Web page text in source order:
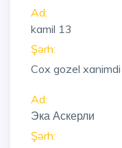
Ad:
kamil 13
Şərh:
Cox gozel
Ad:
Эка Аскерли
Şərh: